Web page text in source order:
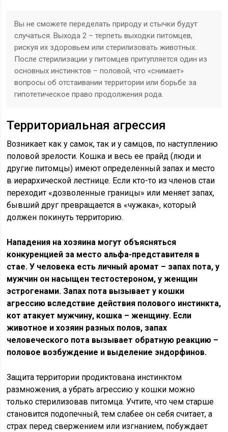
Вы не сможете переделать природу и стычки будут
случаться. Выхода 2 – терпеть выходки питомцев,
рискуя их здоровьем или стерилизовать животных.
После стерилизации у питомцев притупляется один из
основных инстинктов – половой, что «снимает»
вопросы об отстаивании территории или борьбе за
гипотетическое право продолжения рода.
Территориальная агрессия
Возникает как у самок, так и у самцов, по наступлению
половой зрелости. Кошка и весь ее прайд (люди и
другие питомцы) имеют определенный запах и место
в иерархической лестнице. Если кто-то из членов стаи
переходит «дозволенные границы» или меняет запах,
бывший друг превращается в «чужака», который
должен покинуть территорию.
Нападения на хозяина могут объясняться
конкуренцией за место альфа-представителя в
стае. У человека есть личный аромат – запах пота, у
мужчин он насыщен тестостероном, у женщин
эстрогенами. Запах пота вызывает у кошки
агрессию вследствие действия полового инстинкта,
кот атакует мужчину, кошка – женщину. Если
животное и хозяин разных полов, запах
человеческого пота вызывает обратную реакцию –
половое возбуждение и выделение эндорфинов.
Защита территории продиктована инстинктом
размножения, а убрать агрессию у кошки можно
только стерилизовав питомца. Учтите, что чем старше
становится подопечный, тем слабее он себя считает, а
страх перед свержением или изгнанием, побуждает